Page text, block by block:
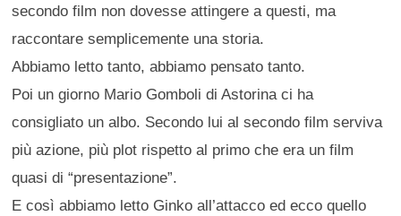
secondo film non dovesse attingere a questi, ma
raccontare semplicemente una storia.
Abbiamo letto tanto, abbiamo pensato tanto.
Poi un giorno Mario Gomboli di Astorina ci ha
consigliato un albo. Secondo lui al secondo film serviva
più azione, più plot rispetto al primo che era un film
quasi di “presentazione”.
E così abbiamo letto Ginko all’attacco ed ecco quello